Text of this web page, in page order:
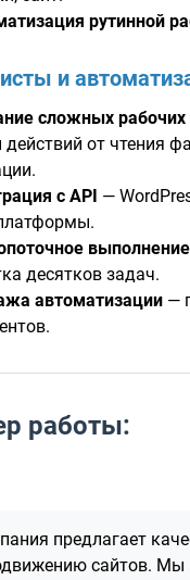
рутинной
и
сложных рабочих
действий от чтения
с API —
выполнение
десятков задач.
автоматизации —
работы:
предлагает
сайтов. Мы